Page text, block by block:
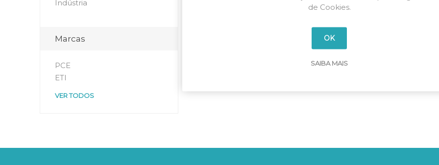
Indústria
Marcas
PCE
ETI
VER TODOS
de Cookies.
OK
SAIBA MAIS